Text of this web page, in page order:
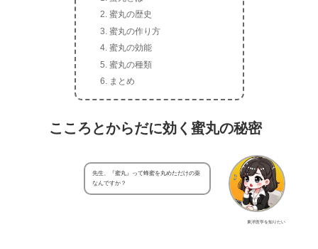
蜜丸の歴史
蜜丸の作り方
蜜丸の効能
蜜丸の種類
まとめ
こころとからだに効く蜜丸の秘密
東洋医学を知りたい
先生、『蜜丸』って蜂蜜を丸めただけの薬
なんですか？